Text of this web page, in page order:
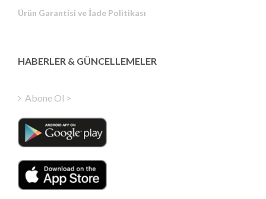
Ürün Garantisi ve İade Politikası
HABERLER & GÜNCELLEMELER
Abone Ol >